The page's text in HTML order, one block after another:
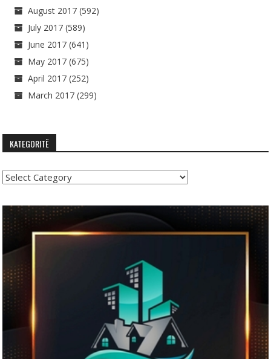
August 2017 (592)
July 2017 (589)
June 2017 (641)
May 2017 (675)
April 2017 (252)
March 2017 (299)
KATEGORITË
Kategoritë